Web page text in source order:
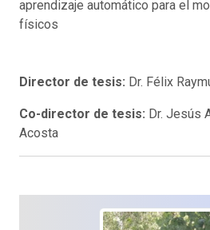
aprendizaje automático para el
físicos
Director de tesis: Dr. Félix
Co-director de tesis: Dr. Jesús
Acosta